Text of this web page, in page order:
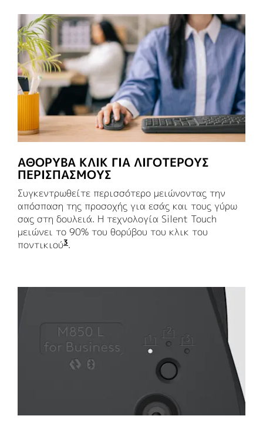
ΑΘΟΡΥΒΑ ΚΛΙΚ ΓΙΑ ΛΙΓΟΤΕΡΟΥΣ
ΠΕΡΙΣΠΑΣΜΟΥΣ
Συγκεντρωθείτε περισσότερο μειώνοντας την
απόσπαση της προσοχής για εσάς και τους γύρω
σας στη δουλειά. Η τεχνολογία Silent Touch
μειώνει το 90% του θορύβου του κλικ του
ποντικιού3Ο θόρυβος του κλικ μειώνεται κατά
.